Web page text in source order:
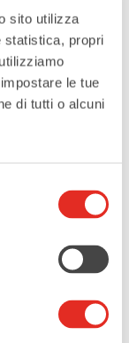
sito utilizza
statistica, propri
le tue
di tutti o alcuni